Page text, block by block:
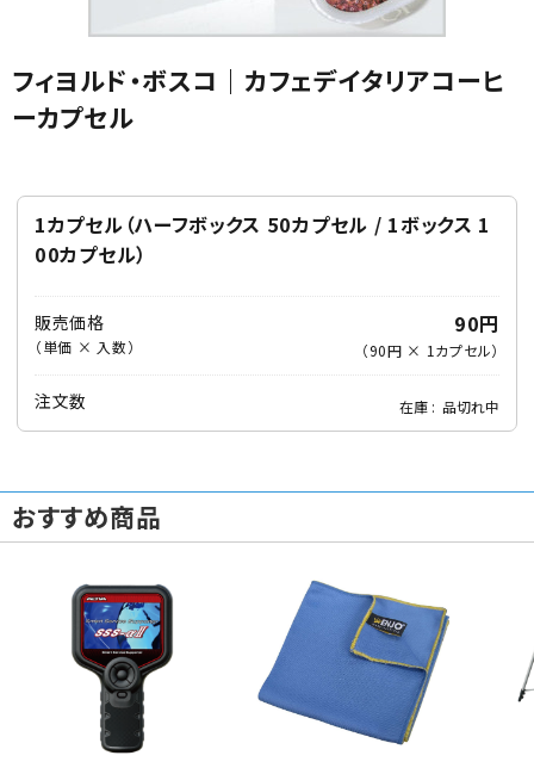
カテゴリから選ぶ
ガレージ機器
フィヨルド・ボスコ｜カフェデイタリアコーヒ
ーカプセル
1カプセル（ハーフボックス 50カプセル / 1ボックス 1
00カプセル）
販売価格
（単価 × 入数）
90円
（90円 × 1 カプセル）
注文数 在庫 品切れ中
おすすめ商品